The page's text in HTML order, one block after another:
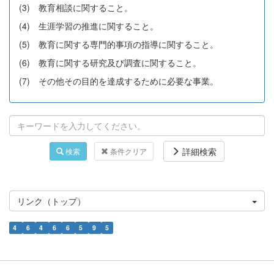
(3) 教育相談に関すること。
(4) 生涯学習の推進に関すること。
(5) 教育に関する専門的事項の指導に関すること。
(6) 教育に関する研究及び調査に関すること。
(7) その他その目的を達成するために必要な事業。
検索 条件クリア 詳細検索
リンク（トップ）
4 6 4 6 6 5 9 5